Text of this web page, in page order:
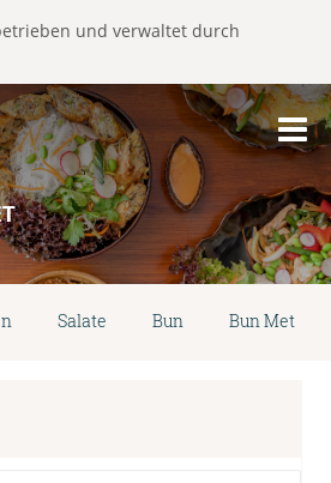
und verwaltet durch
Salate Bun Bun Met